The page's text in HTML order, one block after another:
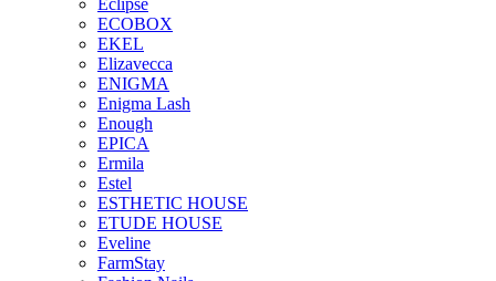
Eclipse
ECOBOX
EKEL
Elizavecca
ENIGMA
Enigma Lash
Enough
EPICA
Ermila
Estel
ESTHETIC HOUSE
ETUDE HOUSE
Eveline
FarmStay